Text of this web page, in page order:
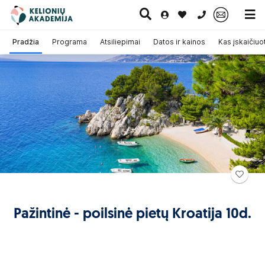
0 700 11007
Paskutinė
minutė
Pažintinės
kelionės
Egzotinės
kelionės
Kruizai
Pažintinė - poilsinė pietų Kroatija 10d.
Pradžia Programa Atsiliepimai Datos ir kainos Kas